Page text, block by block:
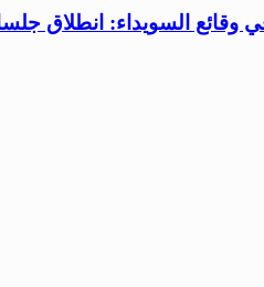
وقائع السويداء: انطلاق